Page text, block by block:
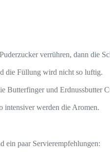
verrühren, dann die
die Füllung wird nicht so luftig.
Butterfinger und Erdnussbutter
intensiver werden die Aromen.
ein paar Servierempfehlungen: